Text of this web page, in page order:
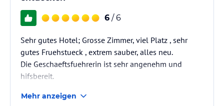
6 / 6
Sehr gutes Hotel; Grosse Zimmer, viel Platz , sehr
gutes Fruehstueck , extrem sauber, alles neu.
Die Geschaeftsfuehrerin ist sehr angenehm und
hifsbereit.
Mehr anzeigen